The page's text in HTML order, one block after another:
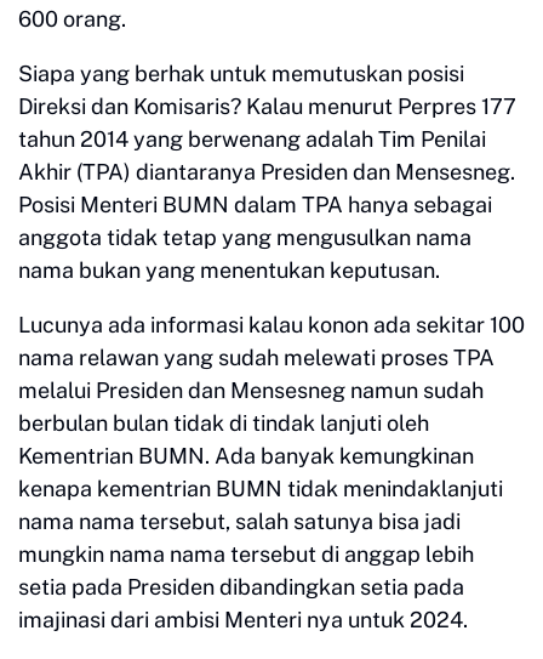
600 orang.
Siapa yang berhak untuk memutuskan posisi
Direksi dan Komisaris? Kalau menurut Perpres 177
tahun 2014 yang berwenang adalah Tim Penilai
Akhir (TPA) diantaranya Presiden dan Mensesneg.
Posisi Menteri BUMN dalam TPA hanya sebagai
anggota tidak tetap yang mengusulkan nama
nama bukan yang menentukan keputusan.
Lucunya ada informasi kalau konon ada sekitar 100
nama relawan yang sudah melewati proses TPA
melalui Presiden dan Mensesneg namun sudah
berbulan bulan tidak di tindak lanjuti oleh
Kementrian BUMN. Ada banyak kemungkinan
kenapa kementrian BUMN tidak menindaklanjuti
nama nama tersebut, salah satunya bisa jadi
mungkin nama nama tersebut di anggap lebih
setia pada Presiden dibandingkan setia pada
imajinasi dari ambisi Menteri nya untuk 2024.